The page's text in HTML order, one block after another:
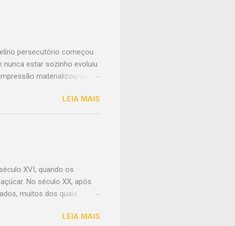
persecutório começou
nunca estar sozinho evoluiu
materializou-se na
Na cabeça, equilibrava com
rijas e bem torneadas
conhecê-la.
LEIA MAIS
XVI, quando os
No século XX, após
muitos dos quais
as avenidasLEIA MAIS